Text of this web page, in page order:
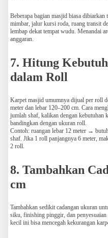
Beberapa bagian masjid biasa dibiarkan
mimbar, jalur kursi roda, ruang transit
lembap dekat tempat wudu. Menandai
anggaran.
7. Hitung
dalam Roll
Karpet masjid umumnya dijual per roll
meter dan lebar 120–200 cm. Cara
jumlah shaf, kalikan dengan kebutuhan
bandingkan dengan ukuran roll.
Contoh: ruangan lebar 12 meter →
shaf. Jika 1 roll panjangnya 6 meter,
2 roll.
8. Tambahkan
cm
Tambahkan sedikit cadangan ukuran
siku, finishing pinggir, dan penyesuaian
kecil ini bisa mencegah kekurangan